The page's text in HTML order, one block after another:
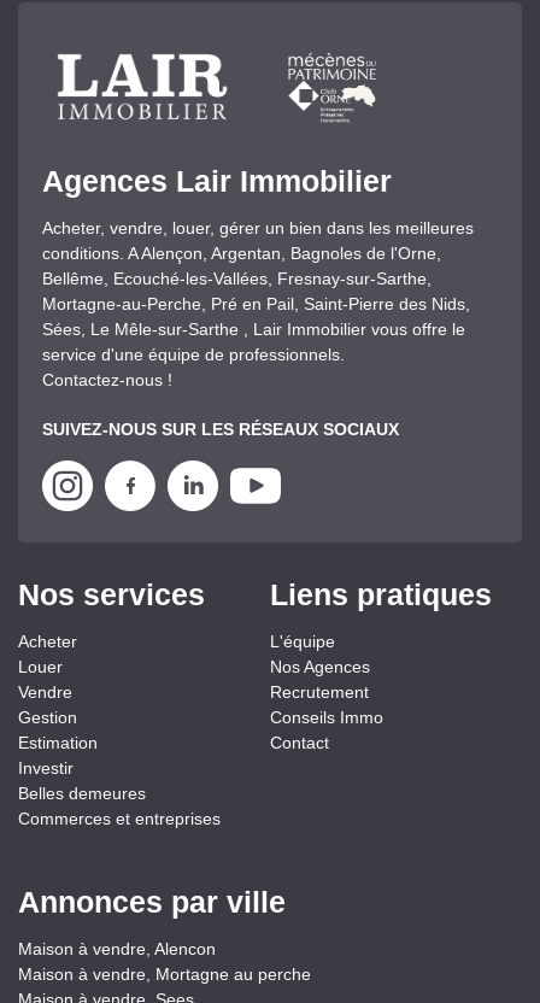
Agences Lair Immobilier
Acheter, vendre, louer, gérer un bien dans les meilleures
conditions. A Alençon, Argentan, Bagnoles de l'Orne,
Bellême, Ecouché-les-Vallées, Fresnay-sur-Sarthe,
Mortagne-au-Perche, Pré en Pail, Saint-Pierre des Nids,
Sées, Le Mêle-sur-Sarthe , Lair Immobilier vous offre le
service d'une équipe de professionnels.
Contactez-nous !
SUIVEZ-NOUS SUR LES RÉSEAUX SOCIAUX
Nos services
Acheter
Louer
Vendre
Gestion
Estimation
Investir
Belles demeures
Commerces et entreprises
Liens pratiques
L'équipe
Nos Agences
Recrutement
Conseils Immo
Contact
Annonces par ville
Maison à vendre, Alencon
Maison à vendre, Mortagne au perche